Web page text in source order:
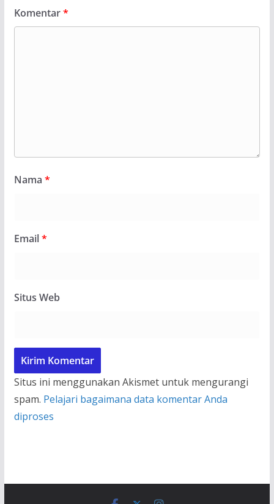
Komentar*
Nama *
Email*
Situs Web
Situs ini menggunakan Akismet untuk mengurangi
spam. Pelajari bagaimana data komentar Anda
diproses